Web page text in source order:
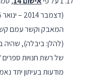
המאבק וקשר עמם
(להלן: ביבלה), שהיה
של רשת חנויות
מודעות בעיתון יתד